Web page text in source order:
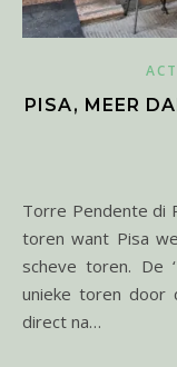
PISA, MEER
Torre Pendente di Pisa Natuurlijk beginnen we wel met de
toren want Pisa
scheve toren. De
unieke toren door
direct na…